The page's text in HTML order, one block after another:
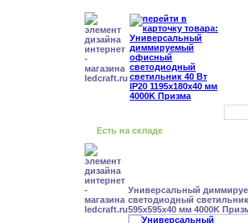
Есть на складе
Универсальный
светодиодный
595x595x40 мм 4000K